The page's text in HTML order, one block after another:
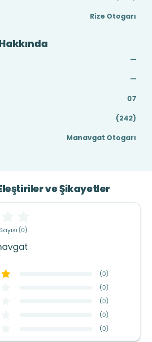
Rize Otogarı
—
—
07
(242)
Manavgat Otogarı
ve Şikayetler
(0)
(0)
(0)
(0)
(0)
(0)